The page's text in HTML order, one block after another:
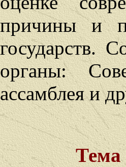
причины и
государств.
органы:
ассамблея и
Тема